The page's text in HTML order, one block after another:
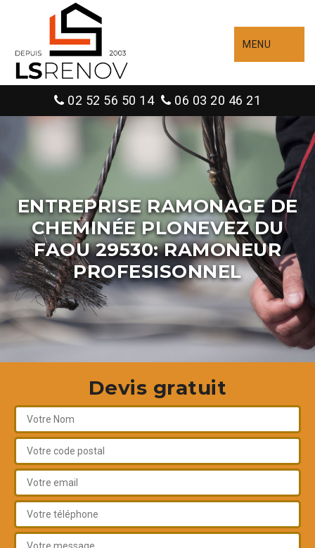
MENU
02 52 56 50 14 06 03 20 46 21
ENTREPRISE RAMONAGE DE
CHEMINÉE PLONEVEZ DU
FAOU 29530: RAMONEUR
PROFESISONNEL
Devis gratuit